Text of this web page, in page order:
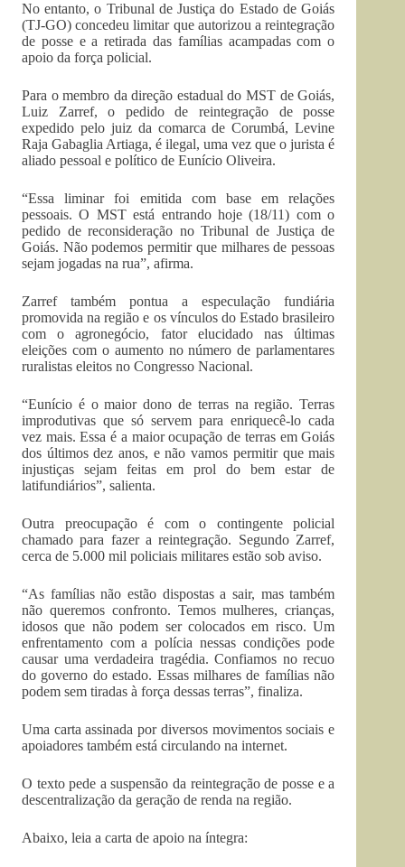
No entanto, o Tribunal de Justiça do Estado de Goiás
(TJ-GO) concedeu limitar que autorizou a reintegração
de posse e a retirada das famílias acampadas com o
apoio da força policial.
Para o membro da direção estadual do MST de Goiás,
Luiz Zarref, o pedido de reintegração de posse
expedido pelo juiz da comarca de Corumbá, Levine
Raja Gabaglia Artiaga, é ilegal, uma vez que o jurista é
aliado pessoal e político de Eunício Oliveira.
“Essa liminar foi emitida com base em relações
pessoais. O MST está entrando hoje (18/11) com o
pedido de reconsideração no Tribunal de Justiça de
Goiás. Não podemos permitir que milhares de pessoas
sejam jogadas na rua”, afirma.
Zarref também pontua a especulação fundiária
promovida na região e os vínculos do Estado brasileiro
com o agronegócio, fator elucidado nas últimas
eleições com o aumento no número de parlamentares
ruralistas eleitos no Congresso Nacional.
“Eunício é o maior dono de terras na região. Terras
improdutivas que só servem para enriquecê-lo cada
vez mais. Essa é a maior ocupação de terras em Goiás
dos últimos dez anos, e não vamos permitir que mais
injustiças sejam feitas em prol do bem estar de
latifundiários”, salienta.
Outra preocupação é com o contingente policial
chamado para fazer a reintegração. Segundo Zarref,
cerca de 5.000 mil policiais militares estão sob aviso.
“As famílias não estão dispostas a sair, mas também
não queremos confronto. Temos mulheres, crianças,
idosos que não podem ser colocados em risco. Um
enfrentamento com a polícia nessas condições pode
causar uma verdadeira tragédia. Confiamos no recuo
do governo do estado. Essas milhares de famílias não
podem sem tiradas à força dessas terras”, finaliza.
Uma carta assinada por diversos movimentos sociais e
apoiadores também está circulando na internet.
O texto pede a suspensão da reintegração de posse e a
descentralização da geração de renda na região.
Abaixo, leia a carta de apoio na íntegra: